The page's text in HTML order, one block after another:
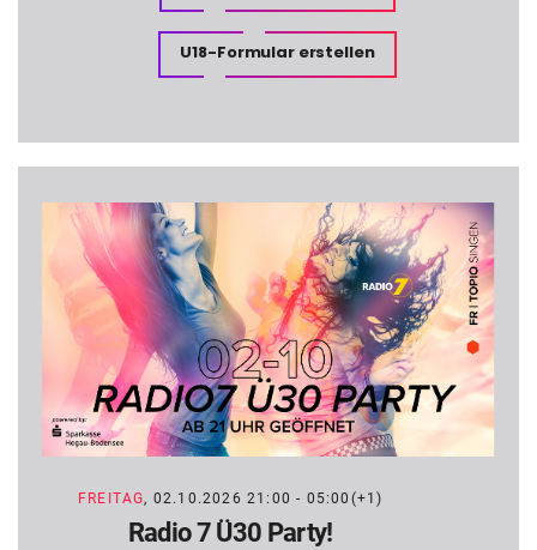
U18-Formular erstellen
FREITAG, 02.10.2026 21:00 - 05:00(+1)
Radio 7 Ü30 Party!